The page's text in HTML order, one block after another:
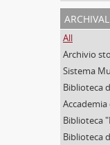
All